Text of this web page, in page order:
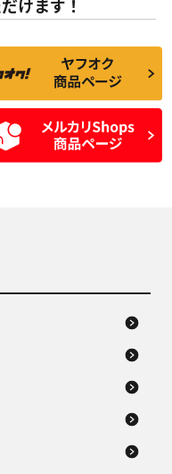
られるが、使用に問
題のない中古品
残り溝も少なく、偏
磨耗がみられ、短期
間使用できるくらい
の中古品
けます！